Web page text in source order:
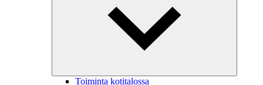
Toiminta kotitalossa